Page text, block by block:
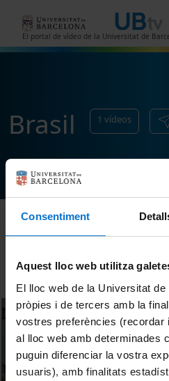
Consentiment
Aquest lloc web utilitza
El lloc web de la Universitat
pròpies i de tercers amb la
vostres preferències (recordar
al lloc web amb determinades
puguin diferenciar la vostra
usuaris), amb finalitats
El portal de vídeo de la Universitat de
Brasil 1 vídeos
Ordenar